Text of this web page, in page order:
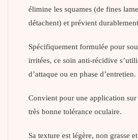
élimine les squames (de fines
détachent) et prévient
Spécifiquement formulée pour
irritées, ce soin anti-récidive
d’attaque ou en phase d’entretien.
Convient pour une application sur
très bonne tolérance oculaire.
Sa texture est légère, non grasse